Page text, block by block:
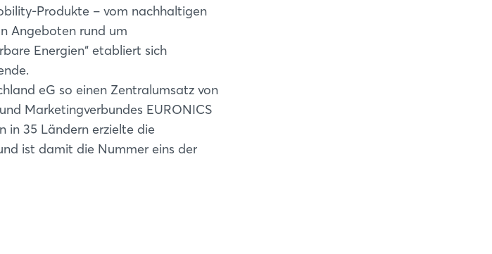
Produkte – vom nachhaltigen
Angeboten rund um
Energien“ etabliert sich
eG so einen Zentralumsatz von
Marketingverbundes EURONICS
in 35 Ländern erzielte die
ist damit die Nummer eins der